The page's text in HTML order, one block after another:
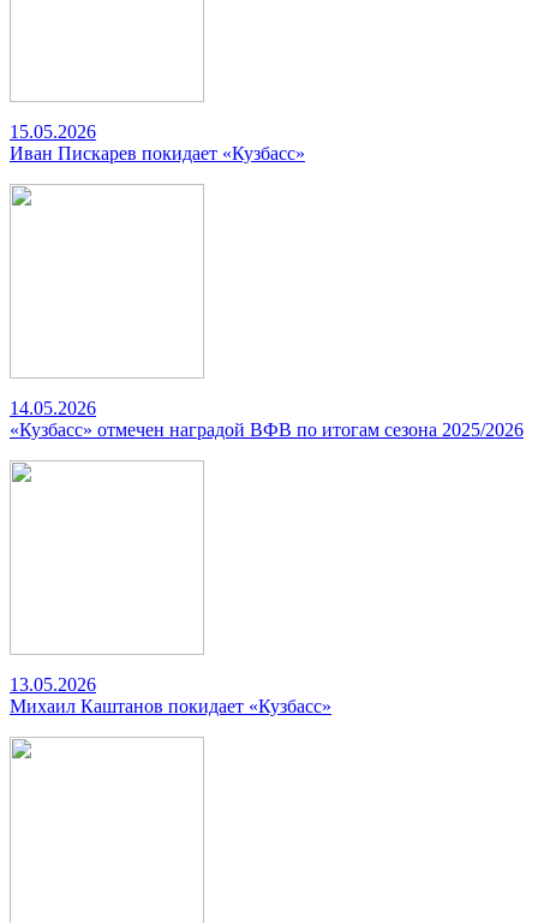
15.05.2026
Иван Пискарев покидает «Кузбасс»
14.05.2026
«Кузбасс» отмечен наградой ВФВ по итогам сезона 2025/2026
13.05.2026
Михаил Каштанов покидает «Кузбасс»